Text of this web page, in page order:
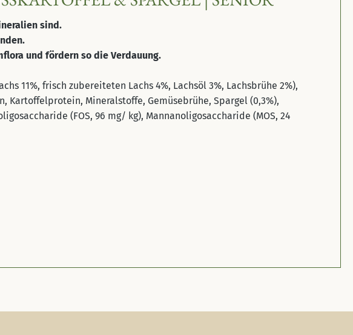
sind.
und fördern so die Verdauung.
11%, frisch zubereiteten Lachs 4%, Lachsöl 3%, Lachsbrühe 2%),
Kartoffelprotein, Mineralstoffe, Gemüsebrühe, Spargel (0,3%),
(FOS, 96 mg/ kg), Mannanoligosaccharide (MOS, 24